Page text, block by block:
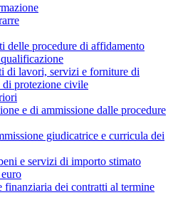
delle procedure di affidamento
di lavori, servizi e forniture di
di protezione civile
e di ammissione dalle procedure
giudicatrice e curricula dei
e servizi di importo stimato
finanziaria dei contratti al termine